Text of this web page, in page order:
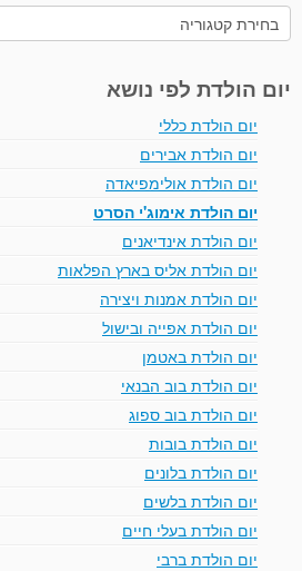
קטגוריות
יום הולדת לפי נושא
יום הולדת כללי
יום הולדת אבירים
יום הולדת אולימפיאדה
יום הולדת אימוג'י הסרט
יום הולדת אינדיאנים
יום הולדת אליס בארץ הפלאות
יום הולדת אמנות ויצירה
יום הולדת אפייה ובישול
יום הולדת באטמן
יום הולדת בוב הבנאי
יום הולדת בוב ספוג
יום הולדת בובות
יום הולדת בלונים
יום הולדת בלשים
יום הולדת בעלי חיים
יום הולדת ברבי